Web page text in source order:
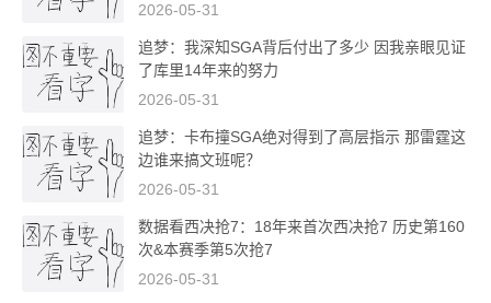
2026-05-31
追梦：我深知SGA背后付出了多少 因我亲眼见证
了库里14年来的努力
2026-05-31
追梦：卡布撞SGA绝对得到了高层指示 那雷霆这
边谁来搞文班呢？
2026-05-31
数据看西决抢7：18年来首次西决抢7 历史第160
次&本赛季第5次抢7
2026-05-31